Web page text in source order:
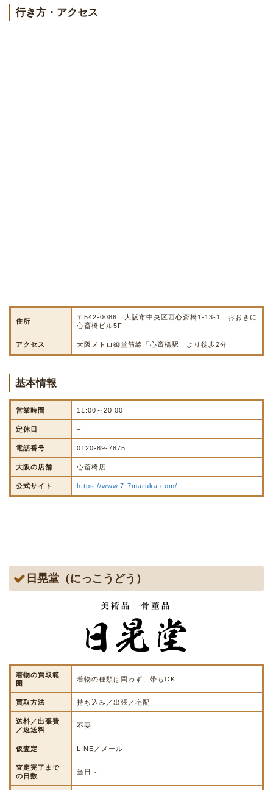
行き方・アクセス
住所
〒542-0086 大阪市中央区西心斎橋1-13-1 おおきに
心斎橋ビル5F
アクセス 大阪メトロ御堂筋線「心斎橋駅」より徒歩2分
基本情報
営業時間 11:00～20:00
定休日 –
電話番号 0120-89-7875
大阪の店舗 心斎橋店
公式サイト https://www.7-7maruka.com/
日晃堂（にっこうどう）
着物の買取範
囲
着物の種類は問わず、帯もOK
買取方法 持ち込み／出張／宅配
送料／出張費
／返送料
不要
仮査定 LINE／メール
査定完了まで
の日数
当日～